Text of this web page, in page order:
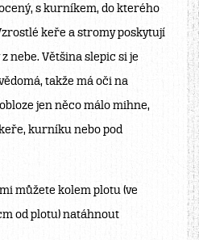
s kurníkem, do kterého
keře a stromy poskytují
nebe. Většina slepic si je
takže má oči na
jen něco málo mihne,
kurníku nebo pod
můžete kolem plotu (ve
od plotu) natáhnout